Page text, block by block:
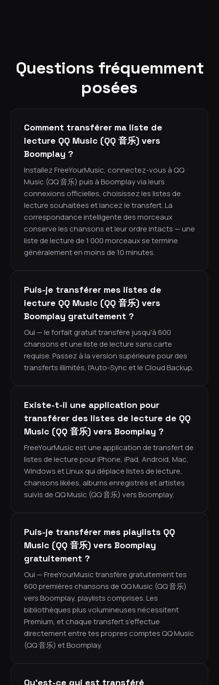
Questions fréquemment
posées
Comment transférer ma liste de
lecture QQ Music (QQ 音乐) vers
Boomplay ?
Installez FreeYourMusic, connectez-vous à QQ
Music (QQ 音乐) puis à Boomplay via leurs
connexions officielles, choisissez les listes de
lecture souhaitées et lancez le transfert. La
correspondance intelligente des morceaux
conserve les chansons et leur ordre intacts — une
liste de lecture de 1 000 morceaux se termine
généralement en moins de 10 minutes.
Puis-je transférer mes listes de
lecture QQ Music (QQ 音乐) vers
Boomplay gratuitement ?
Oui — le forfait gratuit transfère jusqu'à 600
chansons et une liste de lecture sans carte
requise. Passez à la version supérieure pour des
transferts illimités, l'Auto-Sync et le Cloud Backup.
Existe-t-il une application pour
transférer des listes de lecture de QQ
Music (QQ 音乐) vers Boomplay ?
FreeYourMusic est une application de transfert de
listes de lecture pour iPhone, iPad, Android, Mac,
Windows et Linux qui déplace listes de lecture,
chansons likées, albums enregistrés et artistes
suivis de QQ Music (QQ 音乐) vers Boomplay.
Puis-je transférer mes playlists QQ
Music (QQ 音乐) vers Boomplay
gratuitement ?
Oui — FreeYourMusic transfère gratuitement tes
600 premières chansons de QQ Music (QQ 音乐)
vers Boomplay, playlists comprises. Les
bibliothèques plus volumineuses nécessitent
Premium, et chaque transfert s'effectue
directement entre tes propres comptes QQ Music
(QQ 音乐) et Boomplay.
Qu'est-ce qui est transféré